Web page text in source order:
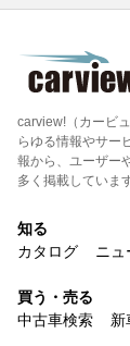
carview!（カービ
らゆる情報やサー
報から、ユーザー
多く掲載しています
知る
カタログ
ニュ
買う・売る
中古車検索
新